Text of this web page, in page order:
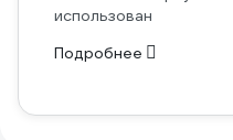
использован
Подробнее